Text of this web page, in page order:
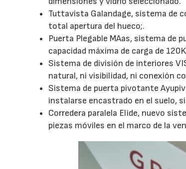
Tuttavista Galandage, sistema de
total apertura del hueco;.
Puerta Plegable MAas, sistema de
capacidad máxima de carga de
Sistema de división de interiores
natural, ni visibilidad, ni conexión
Sistema de puerta pivotante
instalarse encastrado en el suelo,
Corredera paralela Elide, nuevo
piezas móviles en el marco de la